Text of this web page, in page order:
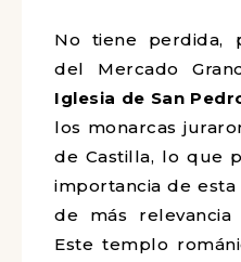
No tiene perdida,
del Mercado
Iglesia de San
los monarcas
de Castilla, lo que
importancia de
de más
Este templo